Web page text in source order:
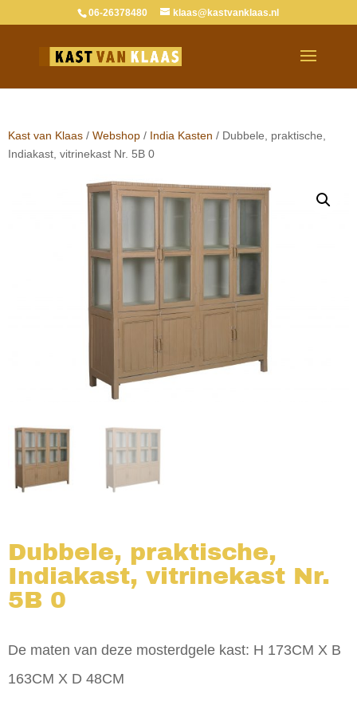
06-26378480 klaas@kastvanklaas.nl
Kast van Klaas / Webshop / India Kasten / Dubbele, praktische,
Indiakast, vitrinekast Nr. 5B 0
Dubbele, praktische,
Indiakast, vitrinekast Nr.
5B 0
De maten van deze mosterdgele kast: H 173CM X B
163CM X D 48CM